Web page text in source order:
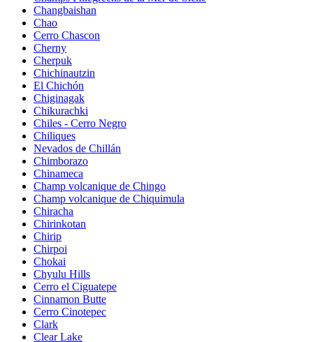
Changbaishan
Chao
Cerro Chascon
Cherny
Cherpuk
Chichinautzin
El Chichón
Chiginagak
Chikurachki
Chiles - Cerro Negro
Chiliques
Nevados de Chillán
Chimborazo
Chinameca
Champ volcanique de Chingo
Champ volcanique de Chiquimula
Chiracha
Chirinkotan
Chirip
Chirpoi
Chokai
Chyulu Hills
Cerro el Ciguatepe
Cinnamon Butte
Cerro Cinotepec
Clark
Clear Lake